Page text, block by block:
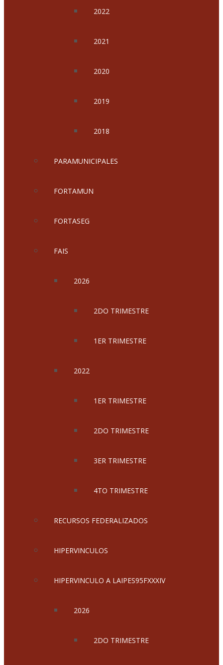
2022
2021
2020
2019
2018
PARAMUNICIPALES
FORTAMUN
FORTASEG
FAIS
2026
2DO TRIMESTRE
1ER TRIMESTRE
2022
1ER TRIMESTRE
2DO TRIMESTRE
3ER TRIMESTRE
4TO TRIMESTRE
RECURSOS FEDERALIZADOS
HIPERVINCULOS
HIPERVINCULO A LAIPES95FXXXIV
2026
2DO TRIMESTRE